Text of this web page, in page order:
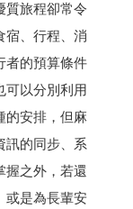
質旅程卻常令
宿、行程、消
者的預算條件
可以分別利用
的安排，但麻
訊的同步、系
握之外，若還
或是為長輩安